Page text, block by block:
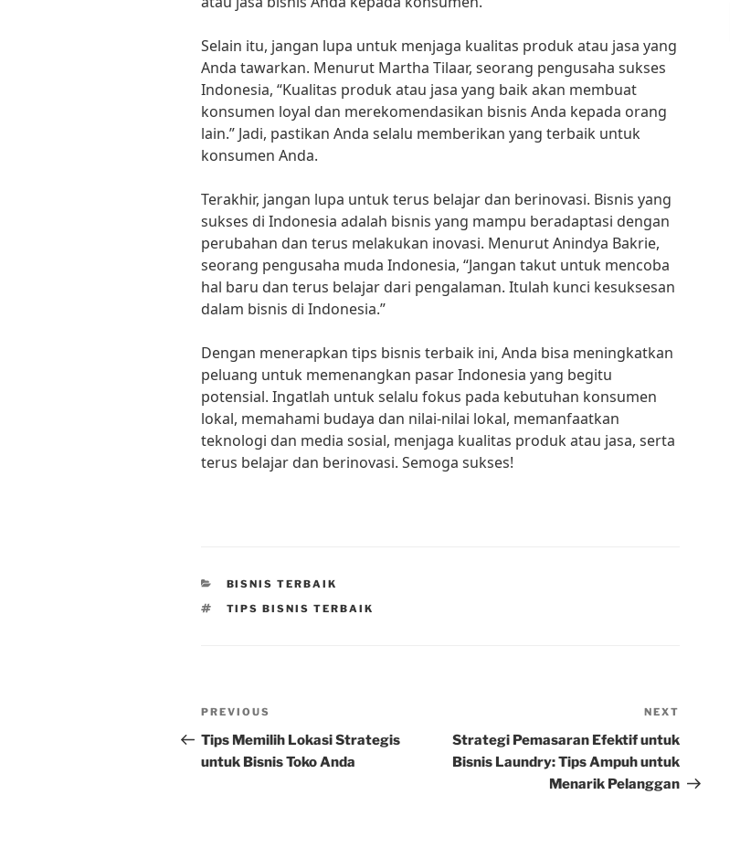
Selain itu, jangan lupa untuk menjaga kualitas produk atau jasa yang
Anda tawarkan. Menurut Martha Tilaar, seorang pengusaha sukses
Indonesia, “Kualitas produk atau jasa yang baik akan membuat
konsumen loyal dan merekomendasikan bisnis Anda kepada orang
lain.” Jadi, pastikan Anda selalu memberikan yang terbaik untuk
konsumen Anda.
Terakhir, jangan lupa untuk terus belajar dan berinovasi. Bisnis yang
sukses di Indonesia adalah bisnis yang mampu beradaptasi dengan
perubahan dan terus melakukan inovasi. Menurut Anindya Bakrie,
seorang pengusaha muda Indonesia, “Jangan takut untuk mencoba
hal baru dan terus belajar dari pengalaman. Itulah kunci kesuksesan
dalam bisnis di Indonesia.”
Dengan menerapkan tips bisnis terbaik ini, Anda bisa meningkatkan
peluang untuk memenangkan pasar Indonesia yang begitu
potensial. Ingatlah untuk selalu fokus pada kebutuhan konsumen
lokal, memahami budaya dan nilai-nilai lokal, memanfaatkan
teknologi dan media sosial, menjaga kualitas produk atau jasa, serta
terus belajar dan berinovasi. Semoga sukses!
CATEGORIES
BISNIS TERBAIK
TAGS
TIPS BISNIS TERBAIK
Post
navigation
Previous
Post
PREVIOUS
Tips Memilih Lokasi Strategis
untuk Bisnis Toko Anda
Post
NEXT
Strategi Pemasaran Efektif untuk
Bisnis Laundry: Tips Ampuh untuk
Menarik Pelanggan